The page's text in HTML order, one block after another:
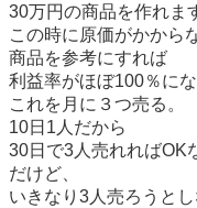
30万円の商品を作れま
この時に原価がかから
商品を参考にすれば
利益率がほぼ100％にな
これを月に３つ売る。
10日1人だから
30日で3人売れればOK
だけど、
いきなり3人売ろうと